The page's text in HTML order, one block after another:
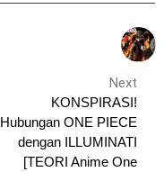
Next
KONSPIRASI!
Hubungan ONE PIECE
dengan ILLUMINATI
[TEORI Anime One